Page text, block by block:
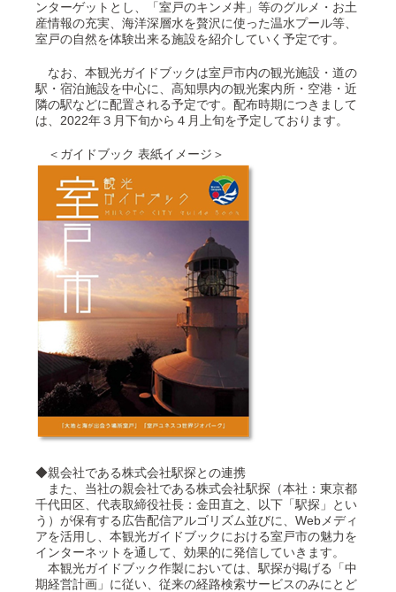
ンターゲットとし、「室戸のキンメ丼」等のグルメ・お土
産情報の充実、海洋深層水を贅沢に使った温水プール等、
室戸の自然を体験出来る施設を紹介していく予定です。
なお、本観光ガイドブックは室戸市内の観光施設・道の
駅・宿泊施設を中心に、高知県内の観光案内所・空港・近
隣の駅などに配置される予定です。配布時期につきまして
は、2022年３月下旬から４月上旬を予定しております。
＜ガイドブック 表紙イメージ＞
◆親会社である株式会社駅探との連携
また、当社の親会社である株式会社駅探（本社：東京都
千代田区、代表取締役社長：金田直之、以下「駅探」とい
う）が保有する広告配信アルゴリズム並びに、Webメディ
アを活用し、本観光ガイドブックにおける室戸市の魅力を
インターネットを通して、効果的に発信していきます。
本観光ガイドブック作製においては、駅探が掲げる「中
期経営計画」に従い、従来の経路検索サービスのみにとど